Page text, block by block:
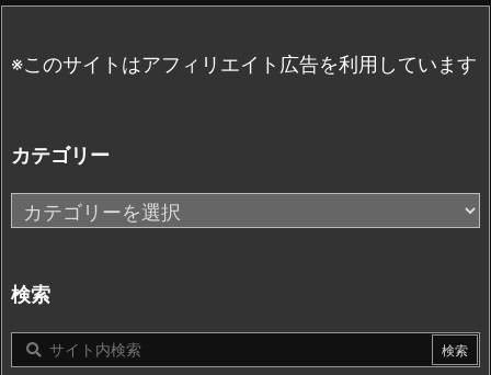
※このサイトはアフィリエイト広告を利用しています
カテゴリー
カ
テ
リ
ー
検索